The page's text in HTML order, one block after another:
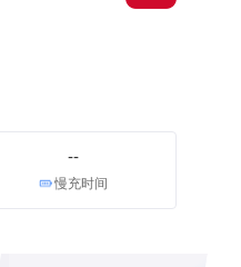
--
慢充时间